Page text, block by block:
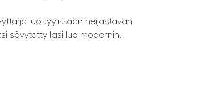
ja luo tyylikkään heijastavan
sävytetty lasi luo modernin,